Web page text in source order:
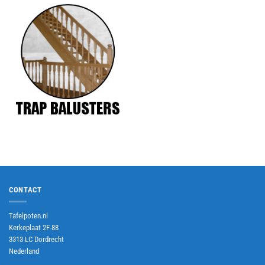
CONTACT
Tafelpoten.nl
Kerkeplaat 2F-88
3313 LC Dordrecht
Nederland